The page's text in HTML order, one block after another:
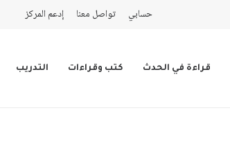
حسابي تواصل معنا إدعم المركز
قراءة في الحدث كتب وقراءات التدريب